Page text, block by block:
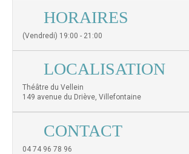
HORAIRES
(Vendredi) 19:00 - 21:00
LOCALISATION
Théâtre du Vellein
149 avenue du Driève, Villefontaine
CONTACT
04 74 96 78 96